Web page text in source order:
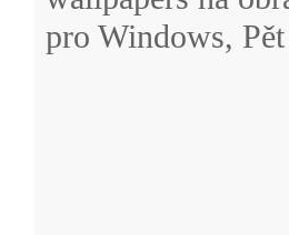
pro Windows,